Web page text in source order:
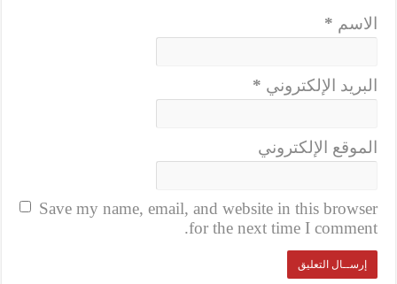
الاسم *
البريد الإلكتروني *
الموقع الإلكتروني
Save my name, email, and website in this browser
for the next time I comment.